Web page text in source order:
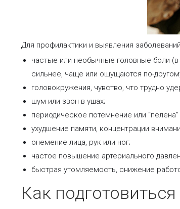
Для профилактики и выявления
частые или необычные головные боли
сильнее, чаще или ощущаются по-
головокружения, чувство, что трудно
шум или звон в ушах;
периодическое потемнение или
ухудшение памяти, концентрации
онемение лица, рук или ног;
частое повышение артериального
быстрая утомляемость, снижение
Как